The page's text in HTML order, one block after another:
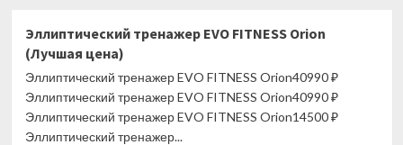
GYM
H-
005
Кроссовер
(Лучшая
цена)
Эллиптический тренажер EVO FITNESS Orion
(Лучшая цена)
Эллиптический тренажер EVO FITNESS Orion40990 ₽
Эллиптический тренажер EVO FITNESS Orion40990 ₽
Эллиптический тренажер EVO FITNESS Orion14500 ₽
Эллиптический тренажер...